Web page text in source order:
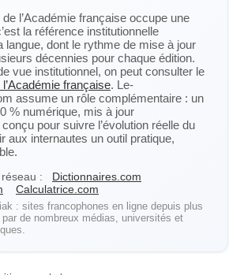
l’Académie française occupe une
la référence institutionnelle
langue, dont le rythme de mise à jour
décennies pour chaque édition.
vue institutionnel, on peut consulter le
française. Le-
assume un rôle complémentaire : un
% numérique, mis à jour
pour suivre l’évolution réelle du
aux internautes un outil pratique,
:
Dictionnaires.com
Calculatrice.com
: sites francophones en ligne depuis plus
de nombreux médias, universités et